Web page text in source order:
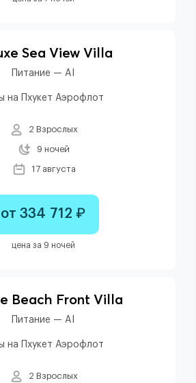
Sea View Villa
Питание — AI
на Пхукет Аэрофлот
2 Взрослых
9 ночей
17 августа
от 334 712 ₽
цена за 9 ночей
Beach Front Villa
Питание — AI
на Пхукет Аэрофлот
2 Взрослых